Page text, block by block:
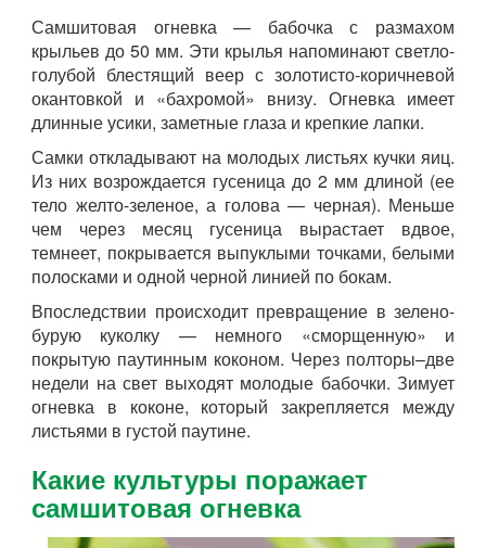
Самшитовая огневка — бабочка с размахом
крыльев до 50 мм. Эти крылья напоминают светло-
голубой блестящий веер с золотисто-коричневой
окантовкой и «бахромой» внизу. Огневка имеет
длинные усики, заметные глаза и крепкие лапки.
Самки откладывают на молодых листьях кучки яиц.
Из них возрождается гусеница до 2 мм длиной (ее
тело желто-зеленое, а голова — черная). Меньше
чем через месяц гусеница вырастает вдвое,
темнеет, покрывается выпуклыми точками, белыми
полосками и одной черной линией по бокам.
Впоследствии происходит превращение в зелено-
бурую куколку — немного «сморщенную» и
покрытую паутинным коконом. Через полторы–две
недели на свет выходят молодые бабочки. Зимует
огневка в коконе, который закрепляется между
листьями в густой паутине.
Какие культуры поражает
самшитовая огневка